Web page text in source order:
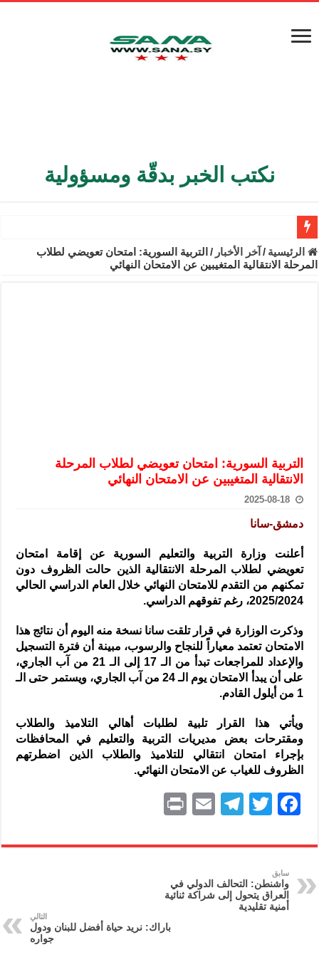
نكتب الخبر بدقّة ومسؤولية
الأمن الداخلي يعثر على مقبرة جماعية في ريف اللاذقية تضم 9 جثامين
الوزير الشيباني يبحث في باريس تعزيز الاستقرار في سوريا
سوريا تبحث مع الإيسيسكو التعاون في البحث العلمي وحماية التراث
الرئيسية / آخر الأخبار / التربية السورية: امتحان تعويضي لطلاب
المرحلة الانتقالية المتغيبين عن الامتحان النهائي
التربية السورية: امتحان تعويضي لطلاب المرحلة
الانتقالية المتغيبين عن الامتحان النهائي
2025-08-18
دمشق-سانا
أعلنت وزارة التربية والتعليم السورية عن إقامة امتحان
تعويضي لطلاب المرحلة الانتقالية الذين حالت الظروف دون
تمكنهم من التقدم للامتحان النهائي خلال العام الدراسي الحالي
2025/2024، رغم تفوقهم الدراسي.
وذكرت الوزارة في قرار تلقت سانا نسخة منه اليوم أن نتائج هذا
الامتحان تعتمد معياراً للنجاح والرسوب، مبينة أن فترة التسجيل
والإعداد للمراجعات تبدأ من الـ 17 إلى الـ 21 من آب الجاري،
على أن يبدأ الامتحان يوم الـ 24 من آب الجاري، ويستمر حتى الـ
1 من أيلول القادم.
ويأتي هذا القرار تلبية لطلبات أهالي التلاميذ والطلاب
ومقترحات بعض مديريات التربية والتعليم في المحافظات
بإجراء امتحان انتقالي للتلاميذ والطلاب الذين اضطرتهم
الظروف للغياب عن الامتحان النهائي.
F
c
e
b
o
T
itt
er
T
e
gr
a
E
ai
nt
سابق
واشنطن: التحالف الدولي في
العراق يتحول إلى شراكة ثنائية
أمنية تقليدية
التالي
باراك: نريد حياة أفضل للبنان ودول
جواره